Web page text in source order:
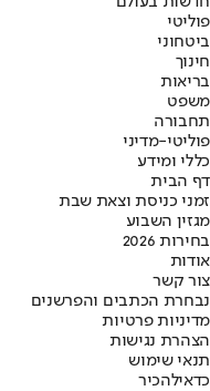
פוליטי
ביטחוני
חינוך
בריאות
משפט
תחבורה
פוליטי-מדיני
כללי ומידע
דף הבית
זמני כניסת וצאת שבת
מגזין השבוע
בחירות 2026
אודות
צור קשר
נבחרת הכתבים והפרשנים
מדיניות פרטיות
הצהרת נגישות
תנאי שימוש
כדאילהכיר